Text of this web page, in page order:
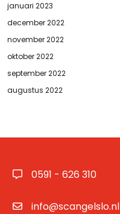
januari 2023
december 2022
november 2022
oktober 2022
september 2022
augustus 2022
0591 - 626 310
info@scangelslo.nl